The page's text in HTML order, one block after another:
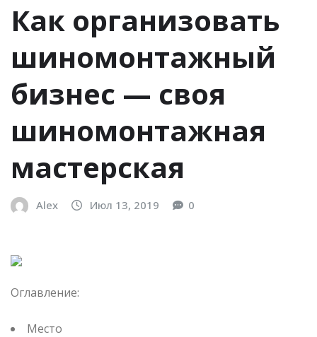
Как организовать
шиномонтажный
бизнес — своя
шиномонтажная
мастерская
Alex Июл 13, 2019 0
Оглавление:
Место